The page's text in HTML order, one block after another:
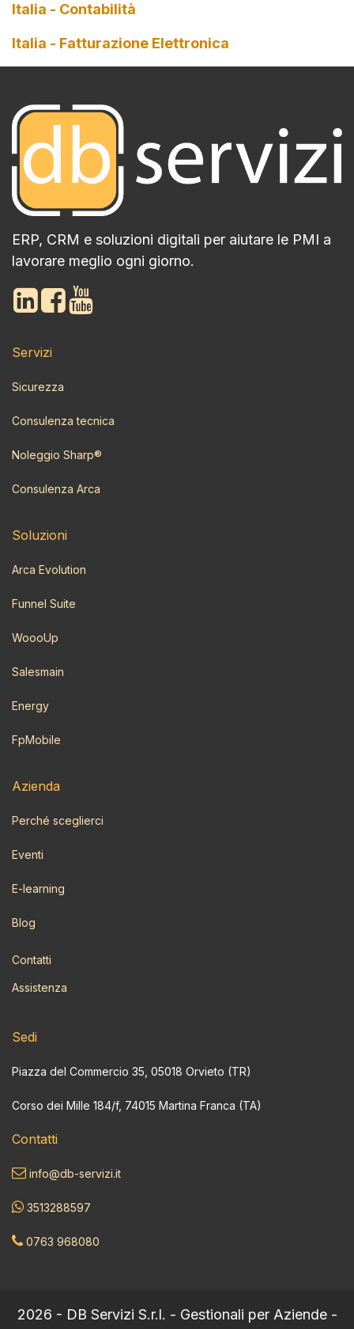
Italia - Contabilità
Italia - Fatturazione Elettronica
ERP, CRM e soluzioni digitali per aiutare le PMI a
lavorare meglio ogni giorno.
Servizi
Sicurezza
Consulenza tecnica
Noleggio Sharp®
Consulenza Arca
Soluzioni
Arca Evolution
Funnel Suite
WoooUp
Salesmain
Energy
FpMobile
Azi​enda
Perché sceglierci
Eventi
E-learning
Blog
Contatti
Assistenza
Sedi
Piazza del Commercio 35, 05018 Orvieto (TR)
Corso dei Mille 184/f, 74015 Martina Franca (TA)
Contatti
info@db-servizi.it
3513288597
0763 968080
2026 - DB Servizi S.r.l. - Gestionali per Aziende -